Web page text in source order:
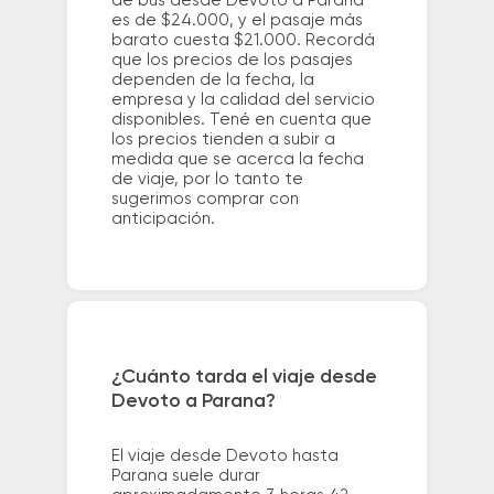
es de $24.000, y el pasaje más
barato cuesta $21.000. Recordá
que los precios de los pasajes
dependen de la fecha, la
empresa y la calidad del servicio
disponibles. Tené en cuenta que
los precios tienden a subir a
medida que se acerca la fecha
de viaje, por lo tanto te
sugerimos comprar con
anticipación.
¿Cuánto tarda el viaje desde
Devoto a Parana?
El viaje desde Devoto hasta
Parana suele durar